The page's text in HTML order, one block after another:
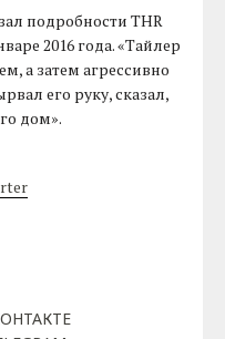
подробности THR
2016 года. «Тайлер
а затем агрессивно
его руку, сказал,
дом».